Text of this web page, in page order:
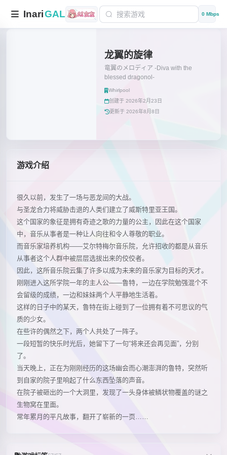
InariGAL 0 Mbps
龙翼的旋律
竜翼のメロディア -Diva with the
blessed dragonol-
Whirlpool
创建于 2026年2月23日
更新于 2026年8月8日
游戏介绍
很久以前，发生了一场与恶龙间的大战。
与圣龙合力将威胁击退的人类们建立了威斯特里亚王国。
这个国家的象征是拥有奇迹之歌的力量的公主，因此在这个国家
中，音乐从事者是一种让人向往和令人尊敬的职业。
而音乐家培养机构——艾尔特梅尔音乐院，允许招收的都是从音乐
从事者这个人群中被层层选拔出来的佼佼者。
因此，这所音乐院云集了许多以成为未来的音乐家为目标的天才。
刚刚进入这所学院一年的主人公——鲁特，一边在学院勉强混个不
会留级的成绩，一边和妹妹两个人平静地生活着。
这样的日子中的某天，鲁特在街上碰到了一位拥有着不可思议的气
质的少女。
在些许的偶然之下，两个人共处了一阵子。
一段短暂的快乐时光后，她留下了一句“将来还会再见面”，分别
了。
当天晚上，正在为刚刚经历的这场幽会而心潮澎湃的鲁特，突然听
到自家的院子里响起了什么东西坠落的声音。
在院子被砸出的一个大洞里，发现了一头身体被鳞状物覆盖的谜之
生物窝在里面。
常年累月的平凡故事，翻开了崭新的一页……